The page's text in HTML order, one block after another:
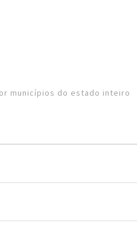
municípios do estado inteiro